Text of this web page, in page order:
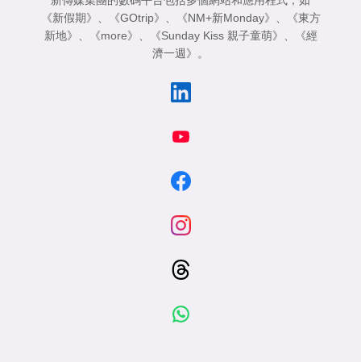
《新假期》
《GOtrip》 《NM+新Monday》
《東方
新地》
《more》 《Sunday Kiss 親子童萌》
《經
濟一週》
。